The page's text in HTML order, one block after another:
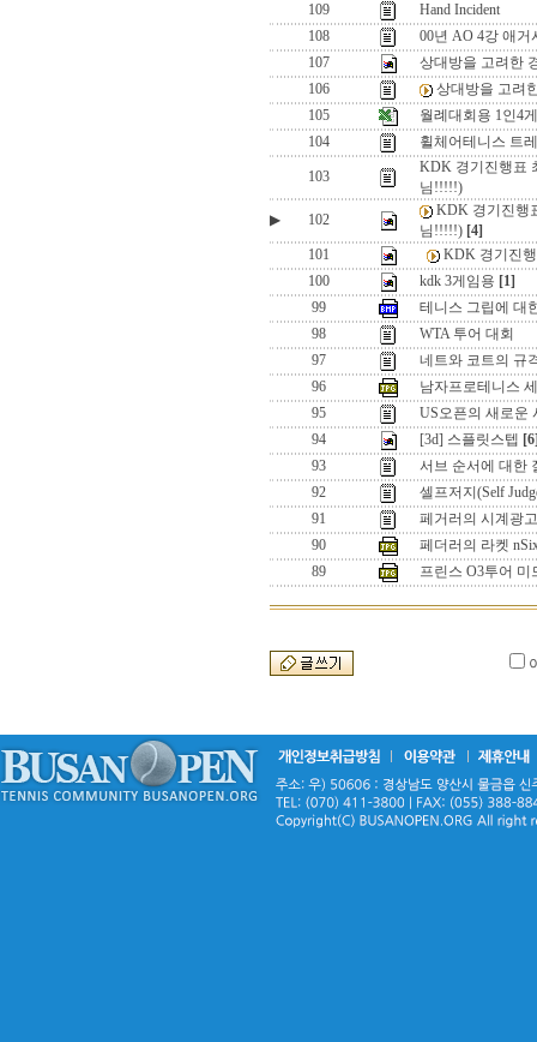
109
Hand Incident
108
00년 AO 4강 애거
107
상대방을 고려한
106
상대방을 고려
105
월례대회용 1인4
104
휠체어테니스 트
103
KDK 경기진행표
님!!!!!)
▶
102
KDK 경기진행
님!!!!!) [4]
101
KDK 경기진
100
kdk 3게임용 [1]
99
테니스 그립에 대
98
WTA 투어 대회
97
네트와 코트의 규
96
남자프로테니스
95
US오픈의 새로운
94
[3d] 스플릿스텝
93
서브 순서에 대한
92
셀프저지(Self
91
페거러의 시계광
90
페더러의 라켓
89
프린스 O3투어 미